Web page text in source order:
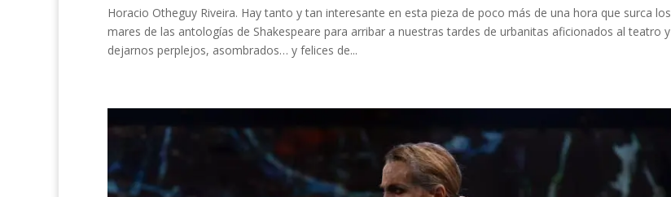
Horacio Otheguy Riveira. Hay tanto y tan interesante en esta pieza de poco más de una hora que surca los
mares de las antologías de Shakespeare para arribar a nuestras tardes de urbanitas aficionados al teatro y
dejarnos perplejos, asombrados… y felices de...